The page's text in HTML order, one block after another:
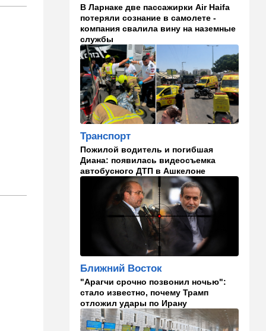
07:56 Спорт
Брат известного иранского
спортсмена обратился к
Трампу с отчаянной
просьбой
07:20 Ближний Восток
Американская блокада
парализовала экспорт
иранской нефти
06:45 Здоровье
Всего 15 минут сна могут
изменить здоровье:
результаты нового
исследования
Израиль
Погода в Израиле на
неделю: жаркие деньки
Ближний Восток
"исламский НАТО" угрожает
расширением и
международной изоляцией
Израиля
В Ларнаке две пассажирки Air Haifa
потеряли сознание в самолете -
компания свалила вину на наземные
службы
Транспорт
Пожилой водитель и погибшая
Диана: появилась видеосъемка
автобусного ДТП в Ашкелоне
Ближний Восток
"Арагчи срочно позвонил ночью":
стало известно, почему Трамп
отложил удары по Ирану